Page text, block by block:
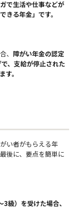
で生活や仕事などが
きる年金」です。
、 障がい年金の認定
、支給が停止された
す。
い者がもらえる年
後に、要点を簡単に
級）を受けた場合、